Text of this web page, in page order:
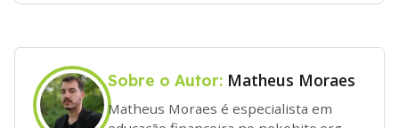
Sobre o Autor: Matheus Moraes
Matheus Moraes é especialista em